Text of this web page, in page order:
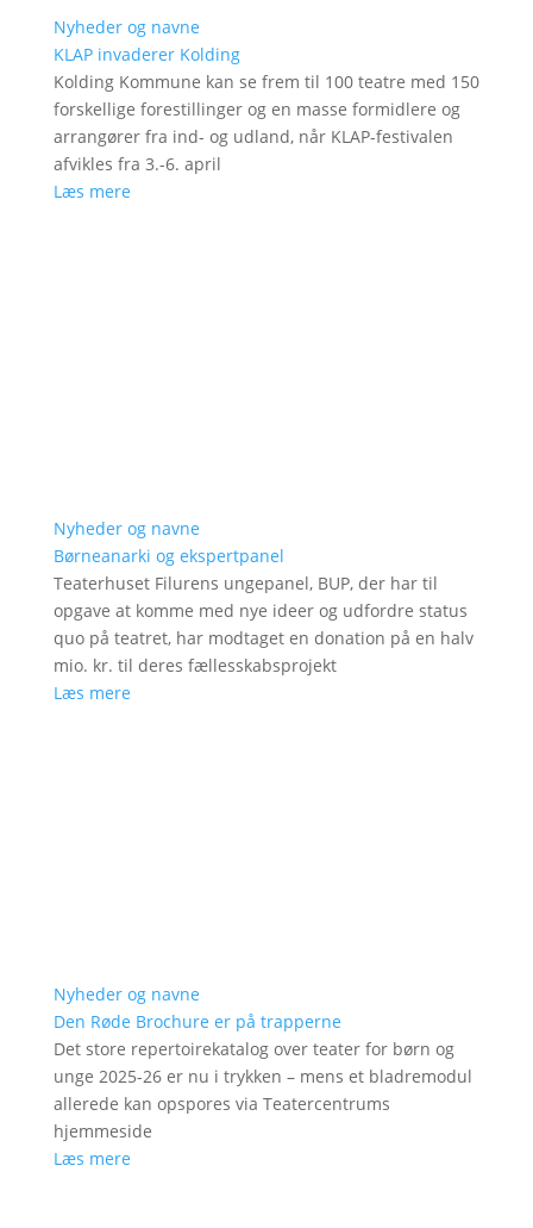
Nyheder og navne
KLAP invaderer Kolding
Kolding Kommune kan se frem til 100 teatre med 150
forskellige forestillinger og en masse formidlere og
arrangører fra ind- og udland, når KLAP-festivalen
afvikles fra 3.-6. april
Læs mere
Nyheder og navne
Børneanarki og ekspertpanel
Teaterhuset Filurens ungepanel, BUP, der har til
opgave at komme med nye ideer og udfordre status
quo på teatret, har modtaget en donation på en halv
mio. kr. til deres fællesskabsprojekt
Læs mere
Nyheder og navne
Den Røde Brochure er på trapperne
Det store repertoirekatalog over teater for børn og
unge 2025-26 er nu i trykken – mens et bladremodul
allerede kan opspores via Teatercentrums
hjemmeside
Læs mere